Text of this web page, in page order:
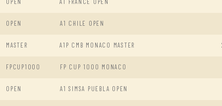
OPEN A1 FRANCE OPEN
OPEN A1 CHILE OPEN
MASTER A1P CMB MONACO MASTER
FPCUP1000 FP CUP 1000 MONACO
OPEN A1 SIMSA PUEBLA OPEN